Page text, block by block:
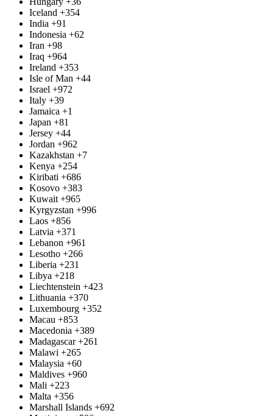
Iceland +354
India +91
Indonesia +62
Iran +98
Iraq +964
Ireland +353
Isle of Man +44
Israel +972
Italy +39
Jamaica +1
Japan +81
Jersey +44
Jordan +962
Kazakhstan +7
Kenya +254
Kiribati +686
Kosovo +383
Kuwait +965
Kyrgyzstan +996
Laos +856
Latvia +371
Lebanon +961
Lesotho +266
Liberia +231
Libya +218
Liechtenstein +423
Lithuania +370
Luxembourg +352
Macau +853
Macedonia +389
Madagascar +261
Malawi +265
Malaysia +60
Maldives +960
Mali +223
Malta +356
Marshall Islands +692